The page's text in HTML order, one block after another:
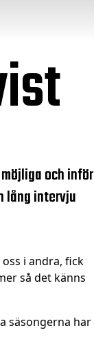
och inför
lång intervju
i andra, fick
så det känns
säsongerna har